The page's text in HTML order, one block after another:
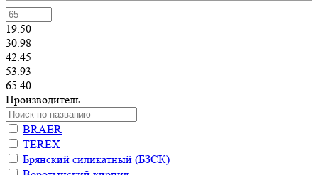
19.50
30.98
42.45
53.93
65.40
Производитель
BRAER
TEREX
Брянский силикатный (БЗСК)